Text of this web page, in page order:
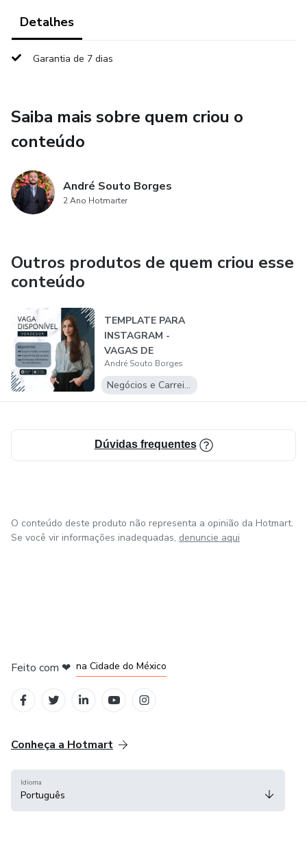
Detalhes
Garantia de 7 dias
Saiba mais sobre quem criou o
conteúdo
André Souto Borges
2 Ano Hotmarter
Outros produtos de quem criou esse
conteúdo
TEMPLATE PARA
INSTAGRAM -
VAGAS DE
EMPREGO
André Souto Borges
Negócios e Carreira
Dúvidas frequentes
O conteúdo deste produto não representa a opinião da Hotmart.
Se você vir informações inadequadas, denuncie aqui
Feito com ❤ na Cidade do México
Conheça a Hotmart
Idioma
Português